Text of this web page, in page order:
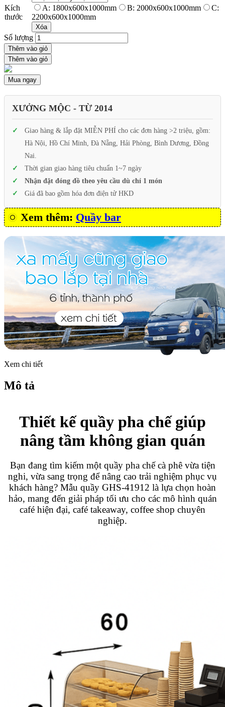
Kích
thước
A: 1800x600x1000mm B: 2000x600x1000mm
C:
2200x600x1000mm
Xóa
Số lượng
Thêm vào giỏ
Thêm vào giỏ
Mua ngay
XƯỞNG MỘC - TỪ 2014
Giao hàng & lắp đặt MIỄN PHÍ cho các đơn hàng >2 triệu, gồm:
Hà Nội, Hồ Chí Minh, Đà Nẵng, Hải Phòng, Bình Dương, Đồng
Nai.
Thời gian giao hàng tiêu chuẩn 1~7 ngày
Nhận đặt đóng đồ theo yêu cầu dù chỉ 1 món
Giá đã bao gồm hóa đơn điện tử HKD
Xem thêm: Quầy bar
Xem chi tiết
Mô tả
Thiết kế quầy pha chế giúp
nâng tầm không gian quán
Bạn đang tìm kiếm một quầy pha chế cà phê vừa tiện
nghi, vừa sang trọng để nâng cao trải nghiệm phục vụ
khách hàng? Mẫu quầy GHS-41912 là lựa chọn hoàn
hảo, mang đến giải pháp tối ưu cho các mô hình quán
café hiện đại, café takeaway, coffee shop chuyên
nghiệp.